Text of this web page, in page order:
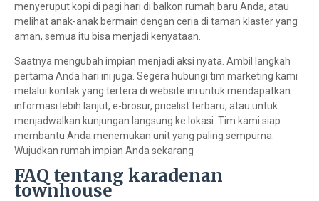
menyeruput kopi di pagi hari di balkon rumah baru Anda, atau
melihat anak-anak bermain dengan ceria di taman klaster yang
aman, semua itu bisa menjadi kenyataan.
Saatnya mengubah impian menjadi aksi nyata. Ambil langkah
pertama Anda hari ini juga. Segera hubungi tim marketing kami
melalui kontak yang tertera di website ini untuk mendapatkan
informasi lebih lanjut, e-brosur, pricelist terbaru, atau untuk
menjadwalkan kunjungan langsung ke lokasi. Tim kami siap
membantu Anda menemukan unit yang paling sempurna.
Wujudkan rumah impian Anda sekarang
FAQ tentang karadenan
townhouse